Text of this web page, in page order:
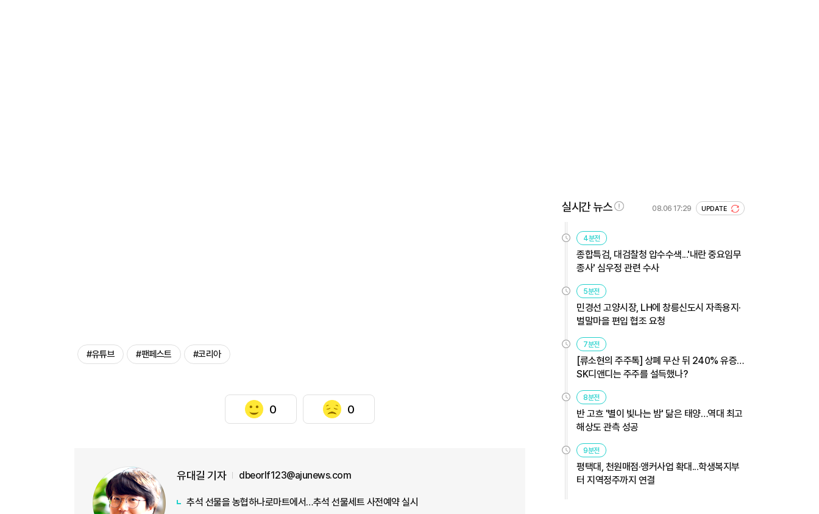
#유튜브 #팬페스트 #코리아
0 0
유대길 기자 dbeorlf123@ajunews.com
추석 선물을 농협하나로마트에서…추석 선물세트 사전예약 실시
실시간 뉴스 08.06 17:29 UPDATE
4분전
종합특검, 대검찰청 압수수색...'내란 중요임무
종사' 심우정 관련 수사
5분전
민경선 고양시장, LH에 창릉신도시 자족용지·
벌말마을 편입 협조 요청
7분전
[류소현의 주주톡] 상폐 무산 뒤 240% 유증…
SK디앤디는 주주를 설득했나?
8분전
반 고흐 '별이 빛나는 밤' 닮은 태양…역대 최고
해상도 관측 성공
9분전
평택대, 천원매점·앵커사업 확대...학생복지부
터 지역정주까지 연결